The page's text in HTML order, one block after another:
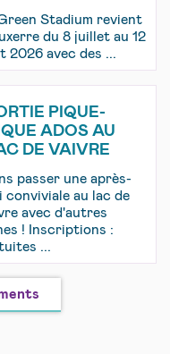
Stadium revient
du 8 juillet au 12
2026 avec des ...
PIQUE-
ADOS AU
DE VAIVRE
passer une après-
conviviale au lac de
avec d'autres
! Inscriptions :
...